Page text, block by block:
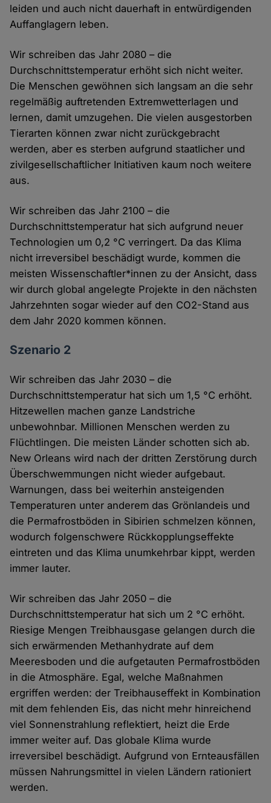
leiden und auch nicht dauerhaft in entwürdigenden
Auffanglagern leben.
Wir schreiben das Jahr 2080 – die
Durchschnittstemperatur erhöht sich nicht weiter.
Die Menschen gewöhnen sich langsam an die sehr
regelmäßig auftretenden Extremwetterlagen und
lernen, damit umzugehen. Die vielen ausgestorben
Tierarten können zwar nicht zurückgebracht
werden, aber es sterben aufgrund staatlicher und
zivilgesellschaftlicher Initiativen kaum noch weitere
aus.
Wir schreiben das Jahr 2100 – die
Durchschnittstemperatur hat sich aufgrund neuer
Technologien um 0,2 °C verringert. Da das Klima
nicht irreversibel beschädigt wurde, kommen die
meisten Wissenschaftler*innen zu der Ansicht, dass
wir durch global angelegte Projekte in den nächsten
Jahrzehnten sogar wieder auf den CO2-Stand aus
dem Jahr 2020 kommen können.
Szenario 2
Wir schreiben das Jahr 2030 – die
Durchschnittstemperatur hat sich um 1,5 °C erhöht.
Hitzewellen machen ganze Landstriche
unbewohnbar. Millionen Menschen werden zu
Flüchtlingen. Die meisten Länder schotten sich ab.
New Orleans wird nach der dritten Zerstörung durch
Überschwemmungen nicht wieder aufgebaut.
Warnungen, dass bei weiterhin ansteigenden
Temperaturen unter anderem das Grönlandeis und
die Permafrostböden in Sibirien schmelzen können,
wodurch folgenschwere Rückkopplungseffekte
eintreten und das Klima unumkehrbar kippt, werden
immer lauter.
Wir schreiben das Jahr 2050 – die
Durchschnittstemperatur hat sich um 2 °C erhöht.
Riesige Mengen Treibhausgase gelangen durch die
sich erwärmenden Methanhydrate auf dem
Meeresboden und die aufgetauten Permafrostböden
in die Atmosphäre. Egal, welche Maßnahmen
ergriffen werden: der Treibhauseffekt in Kombination
mit dem fehlenden Eis, das nicht mehr hinreichend
viel Sonnenstrahlung reflektiert, heizt die Erde
immer weiter auf. Das globale Klima wurde
irreversibel beschädigt. Aufgrund von Ernteausfällen
müssen Nahrungsmittel in vielen Ländern rationiert
werden.